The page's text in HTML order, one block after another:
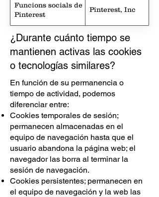
Funcions socials de
Pinterest
Pinterest, Inc
Funcions socials de
Tumblr
¿Durante cuánto tiempo se
mantienen activas las cookies
o tecnologías similares?
En función de su permanencia o
tiempo de actividad, podemos
diferenciar entre:
Cookies temporales de sesión;
permanecen almacenadas en el
equipo de navegación hasta que el
usuario abandona la página web; el
navegador las borra al terminar la
sesión de navegación.
Cookies persistentes; permanecen en
el equipo de navegación y la web las